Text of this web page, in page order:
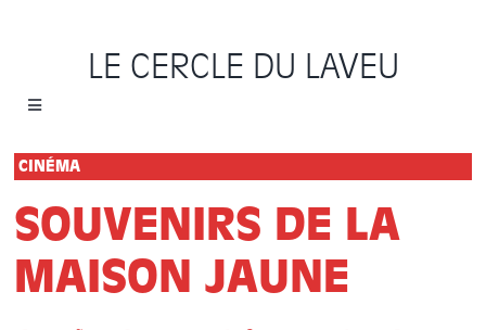
LE CERCLE DU LAVEU
Toggle
Accueil
Cycles
Programme
CINÉMA
SOUVENIRS DE LA
MAISON JAUNE